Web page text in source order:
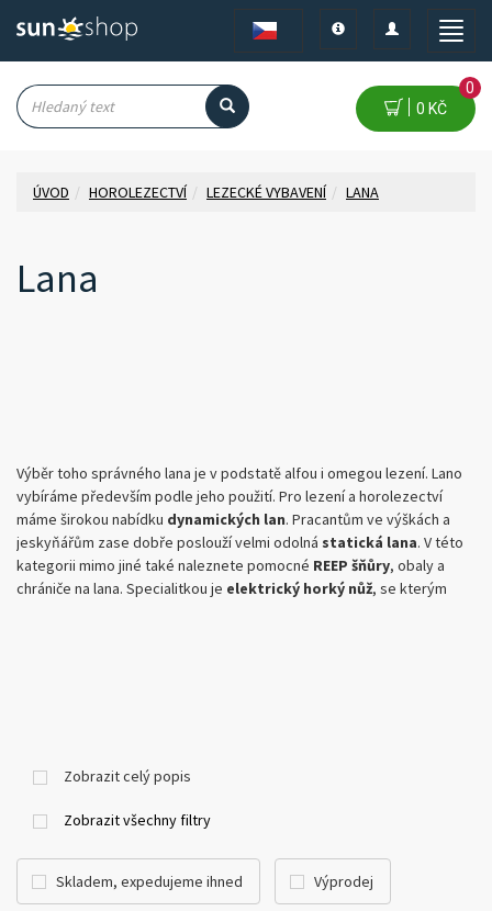
Toggle
Toggle
navigation
Toggle
0 KČ
0
ÚVOD HOROLEZECTVÍ LEZECKÉ VYBAVENÍ LANA
Lana
Výběr toho správného lana je v podstatě alfou i omegou lezení. Lano
vybíráme především podle jeho použití. Pro lezení a horolezectví
máme širokou nabídku dynamických lan. Pracantům ve výškách a
jeskyňářům zase dobře poslouží velmi odolná statická lana. V této
kategorii mimo jiné také naleznete pomocné REEP šňůry, obaly a
chrániče na lana. Specialitkou je elektrický horký nůž, se kterým
Zobrazit celý popis
Zobrazit všechny filtry
Skladem, expedujeme ihned Výprodej